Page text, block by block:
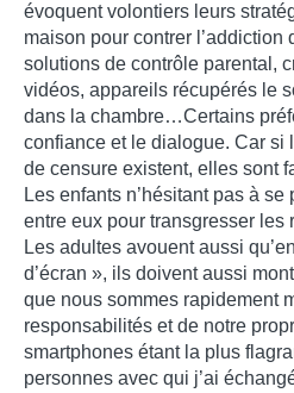
évoquent volontiers leurs
maison pour contrer l’addiction
solutions de contrôle parental,
vidéos, appareils récupérés le
dans la chambre…Certains
confiance et le dialogue. Car si
de censure existent, elles sont
Les enfants n’hésitant pas à
entre eux pour transgresser les
Les adultes avouent aussi
d’écran », ils doivent aussi
que nous sommes rapidement
responsabilités et de notre
smartphones étant la plus
personnes avec qui j’ai